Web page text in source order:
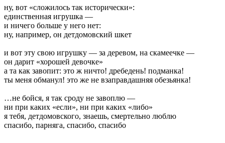
ну, вот «сложилось так исторически»:
единственная игрушка —
и ничего больше у него нет:
ну, например, он детдомовский шкет
и вот эту свою игрушку — за деревом, на скамеечке —
он дарит «хорошей девочке»
а та как завопит: это ж ничто! дребедень! подманка!
ты меня обманул! это же не взаправдашняя обезьянка!
…не бойся, я так сроду не завоплю —
ни при каких «если», ни при каких «либо»
я тебя, детдомовского, знаешь, смертельно люблю
спасибо, парняга, спасибо, спасибо